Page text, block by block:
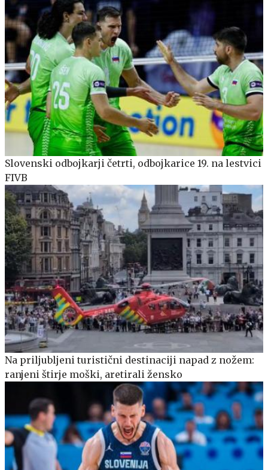
Slovenski odbojkarji četrti, odbojkarice 19. na lestvici
FIVB
Na priljubljeni turistični destinaciji napad z nožem:
ranjeni štirje moški, aretirali žensko